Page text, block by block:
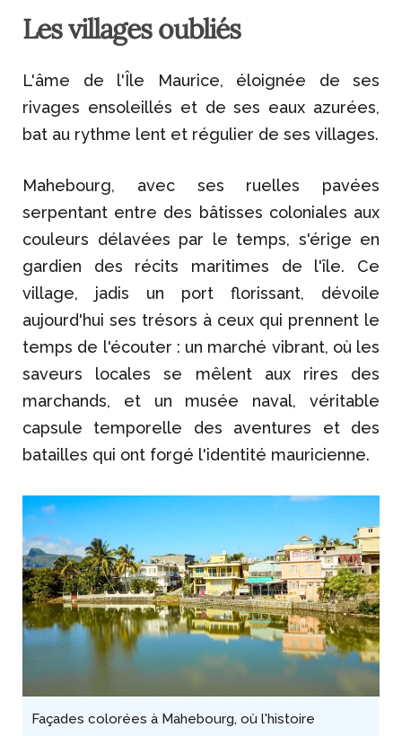
Les villages oubliés
L'âme de l'Île Maurice, éloignée de ses
rivages ensoleillés et de ses eaux azurées,
bat au rythme lent et régulier de ses villages.
Mahebourg, avec ses ruelles pavées
serpentant entre des bâtisses coloniales aux
couleurs délavées par le temps, s'érige en
gardien des récits maritimes de l'île. Ce
village, jadis un port florissant, dévoile
aujourd'hui ses trésors à ceux qui prennent le
temps de l'écouter : un marché vibrant, où les
saveurs locales se mêlent aux rires des
marchands, et un musée naval, véritable
capsule temporelle des aventures et des
batailles qui ont forgé l'identité mauricienne.
Façades colorées à Mahebourg, où l'histoire